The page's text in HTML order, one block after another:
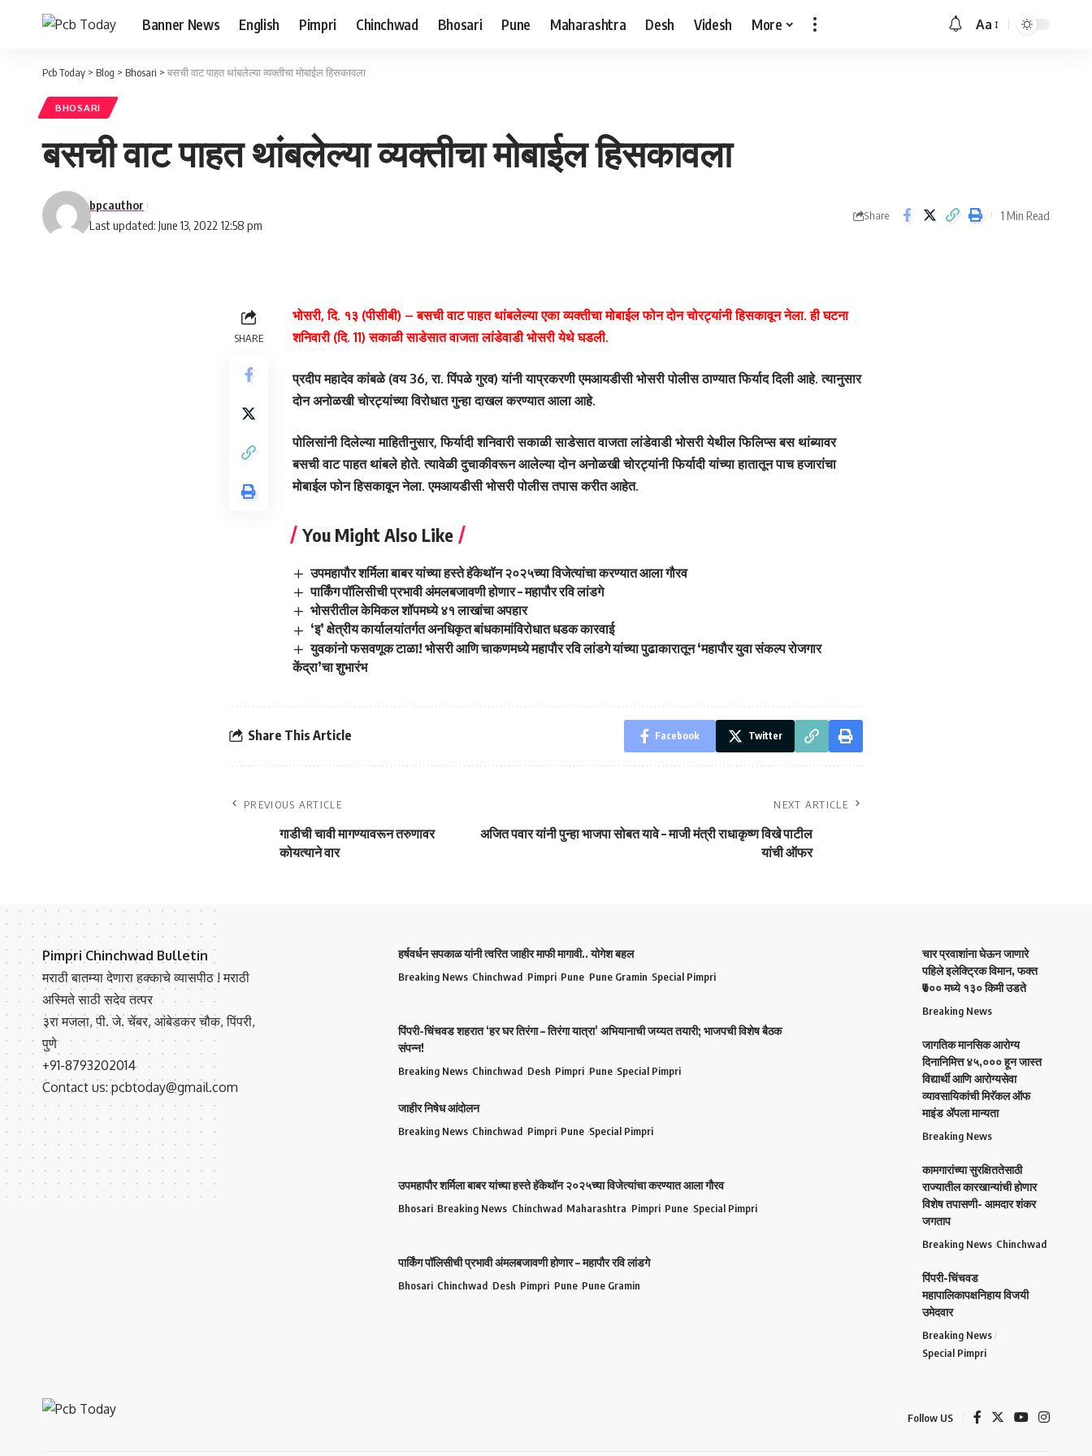
Banner News English Pimpri Chinchwad Bhosari Pune Maharashtra Desh Videsh More
Font
Aa
Pcb Today > Blog > Bhosari > बसची वाट पाहत थांबलेल्या व्यक्तीचा मोबाईल हिसकावला
BHOSARI
बसची वाट पाहत थांबलेल्या व्यक्तीचा मोबाईल हिसकावला
Last updated: June 13, 2022 12:58 pm
bpcauthor
Share 1 Min Read
SHARE
भोसरी, दि. १३ (पीसीबी) – बसची वाट पाहत थांबलेल्या एका व्यक्तीचा मोबाईल फोन दोन चोरट्यांनी हिसकावून नेला. ही घटना
शनिवारी (दि. 11) सकाळी साडेसात वाजता लांडेवाडी भोसरी येथे घडली.
प्रदीप महादेव कांबळे (वय 36, रा. पिंपळे गुरव) यांनी याप्रकरणी एमआयडीसी भोसरी पोलीस ठाण्यात फिर्याद दिली आहे. त्यानुसार
दोन अनोळखी चोरट्यांच्या विरोधात गुन्हा दाखल करण्यात आला आहे.
पोलिसांनी दिलेल्या माहितीनुसार, फिर्यादी शनिवारी सकाळी साडेसात वाजता लांडेवाडी भोसरी येथील फिलिप्स बस थांब्यावर
बसची वाट पाहत थांबले होते. त्यावेळी दुचाकीवरून आलेल्या दोन अनोळखी चोरट्यांनी फिर्यादी यांच्या हातातून पाच हजारांचा
मोबाईल फोन हिसकावून नेला. एमआयडीसी भोसरी पोलीस तपास करीत आहेत.
You Might Also Like
उपमहापौर शर्मिला बाबर यांच्या हस्ते हॅकेथॉन २०२५च्या विजेत्यांचा करण्यात आला गौरव
पार्किंग पॉलिसीची प्रभावी अंमलबजावणी होणार – महापौर रवि लांडगे
भोसरीतील केमिकल शॉपमध्ये ४१ लाखांचा अपहार
‘इ’ क्षेत्रीय कार्यालयांतर्गत अनधिकृत बांधकामांविरोधात धडक कारवाई
युवकांनो फसवणूक टाळा! भोसरी आणि चाकणमध्ये महापौर रवि लांडगे यांच्या पुढाकारातून ‘महापौर युवा संकल्प रोजगार
केंद्रा’चा शुभारंभ
Share This Article Facebook Twitter
PREVIOUS ARTICLE
गाडीची चावी मागण्यावरून तरुणावर
कोयत्याने वार
NEXT ARTICLE
अजित पवार यांनी पुन्हा भाजपा सोबत यावे – माजी मंत्री राधाकृष्ण विखे पाटील
यांची ऑफर
Pimpri Chinchwad Bulletin
मराठी बातम्या देणारा हक्काचे व्यासपीठ ! मराठी
अस्मिते साठी सदेव तत्पर
३रा मजला, पी. जे. चेंबर, आंबेडकर चौक, पिंपरी,
पुणे
+91-8793202014
Contact us: pcbtoday@gmail.com
हर्षवर्धन सपकाळ यांनी त्वरित जाहीर माफी मागावी.. योगेश बहल
Breaking News Chinchwad Pimpri Pune Pune Gramin Special Pimpri
पिंपरी-चिंचवड शहरात ‘हर घर तिरंगा – तिरंगा यात्रा’ अभियानाची जय्यत तयारी; भाजपची विशेष बैठक
संपन्न!
Breaking News Chinchwad Desh Pimpri Pune Special Pimpri
जाहीर निषेध आंदोलन
Breaking News Chinchwad Pimpri Pune Special Pimpri
उपमहापौर शर्मिला बाबर यांच्या हस्ते हॅकेथॉन २०२५च्या विजेत्यांचा करण्यात आला गौरव
Bhosari Breaking News Chinchwad Maharashtra Pimpri Pune Special Pimpri
पार्किंग पॉलिसीची प्रभावी अंमलबजावणी होणार – महापौर रवि लांडगे
Bhosari Chinchwad Desh Pimpri Pune Pune Gramin
चार प्रवाशांना घेऊन जाणारे
पहिले इलेक्ट्रिक विमान, फक्त
₹७०० मध्ये १३० किमी उडते
Breaking News
जागतिक मानसिक आरोग्य
दिनानिमित्त ४५,००० हून जास्त
विद्यार्थी आणि आरोग्यसेवा
व्यावसायिकांची मिरॅकल ऑफ
माइंड ॲपला मान्यता
Breaking News
कामगारांच्या सुरक्षिततेसाठी
राज्यातील कारखान्यांची होणार
विशेष तपासणी- आमदार शंकर
जगताप
Breaking News Chinchwad
पिंपरी-चिंचवड
महापालिकापक्षनिहाय विजयी
उमेदवार
Breaking News
Special Pimpri
Follow US